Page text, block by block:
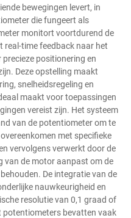
bewegingen levert, in
die fungeert als
monitort voortdurend de
real-time feedback naar het
positionering en
Deze opstelling maakt
snelheidsregeling en
maakt voor toepassingen
vereist zijn. Het systeem
van de potentiometer om te
met specifieke
vervolgens verwerkt door de
van de motor aanpast om de
De integratie van de
nauwkeurigheid en
resolutie van 0,1 graad of
potentiometers bevatten vaak